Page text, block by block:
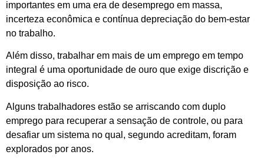
importantes em uma era de desemprego em massa,
incerteza econômica e contínua depreciação do bem-estar
no trabalho.
Além disso, trabalhar em mais de um emprego em tempo
integral é uma oportunidade de ouro que exige discrição e
disposição ao risco.
Alguns trabalhadores estão se arriscando com duplo
emprego para recuperar a sensação de controle, ou para
desafiar um sistema no qual, segundo acreditam, foram
explorados por anos.